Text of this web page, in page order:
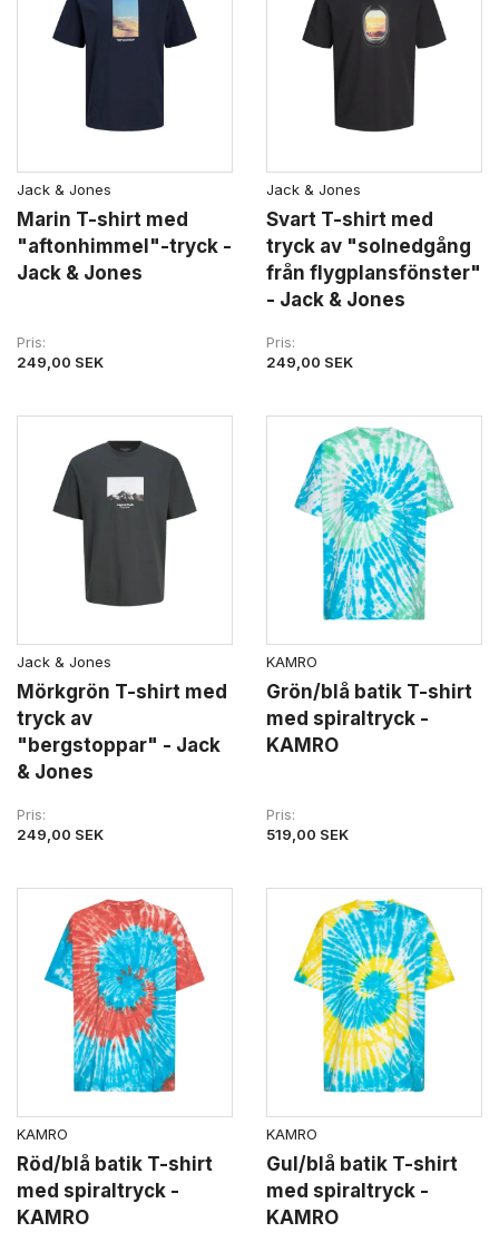
Jack & Jones
Marin T-shirt med
"aftonhimmel"-tryck -
Jack & Jones
Pris
249,00 SEK
Jack & Jones
Svart T-shirt med
tryck av "solnedgång
från flygplansfönster"
- Jack & Jones
Pris
249,00 SEK
Jack & Jones
Mörkgrön T-shirt med
tryck av
"bergstoppar" - Jack
& Jones
Pris
249,00 SEK
KAMRO
Grön/blå batik T-shirt
med spiraltryck -
KAMRO
Pris
519,00 SEK
KAMRO
Röd/blå batik T-shirt
med spiraltryck -
KAMRO
KAMRO
Gul/blå batik T-shirt
med spiraltryck -
KAMRO